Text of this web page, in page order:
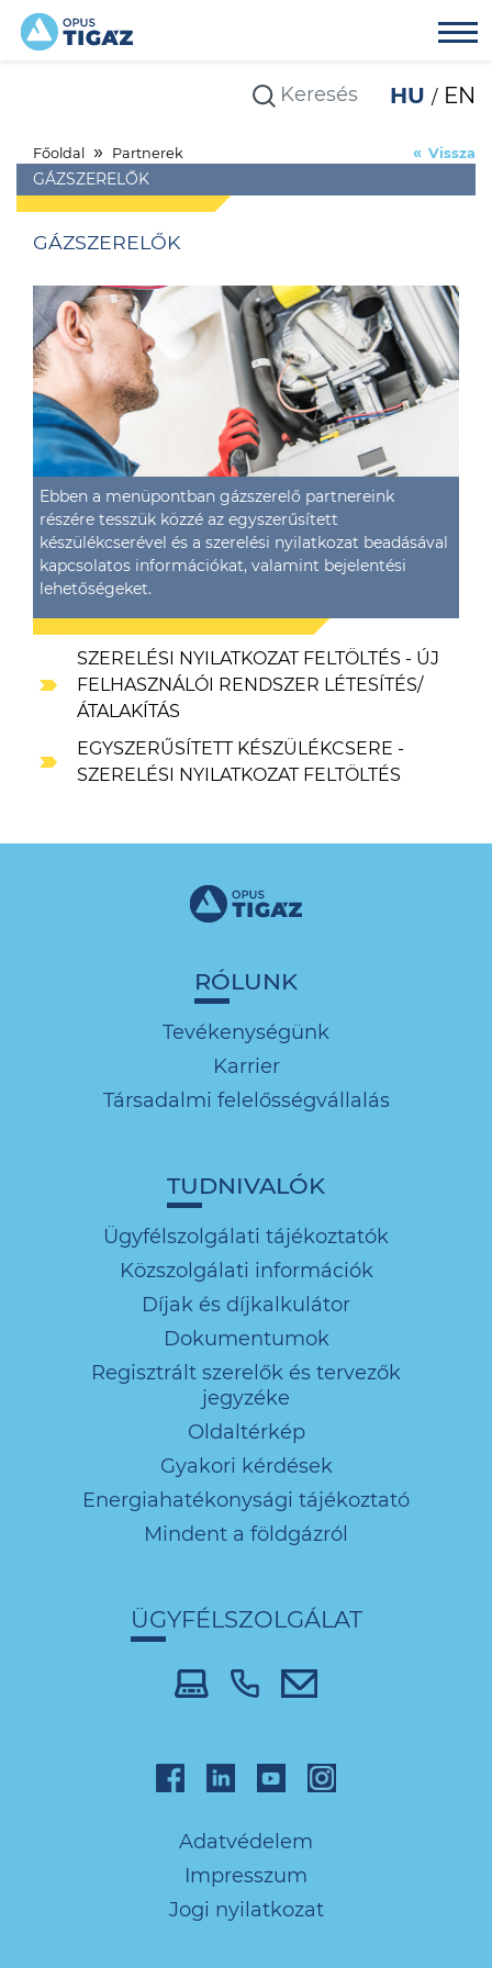
HU EN
Főoldal Partnerek
GÁZSZERELŐK
Vissza
GÁZSZERELŐK
Ebben a menüpontban gázszerelő partnereink
részére tesszük közzé az egyszerűsített
készülékcserével és a szerelési nyilatkozat beadásával
kapcsolatos információkat, valamint bejelentési
lehetőségeket.
SZERELÉSI NYILATKOZAT FELTÖLTÉS - ÚJ
FELHASZNÁLÓI RENDSZER LÉTESÍTÉS/
ÁTALAKÍTÁS
EGYSZERŰSÍTETT KÉSZÜLÉKCSERE -
SZERELÉSI NYILATKOZAT FELTÖLTÉS
RÓLUNK
Tevékenységünk
Karrier
Társadalmi felelősségvállalás
TUDNIVALÓK
Ügyfélszolgálati tájékoztatók
Közszolgálati információk
Díjak és díjkalkulátor
Dokumentumok
Regisztrált szerelők és tervezők
jegyzéke
Oldaltérkép
Gyakori kérdések
Energiahatékonysági tájékoztató
Mindent a földgázról
ÜGYFÉLSZOLGÁLAT
Adatvédelem
Impresszum
Jogi nyilatkozat